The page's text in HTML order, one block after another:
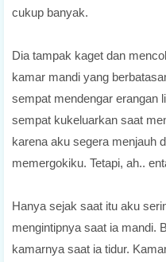
cukup banyak.
Dia tampak kaget dan
kamar mandi yang
sempat mendengar erangan
sempat kukeluarkan saat
karena aku segera menjauh
memergokiku. Tetapi, ah..
Hanya sejak saat itu aku
mengintipnya saat ia mandi.
kamarnya saat ia tidur.